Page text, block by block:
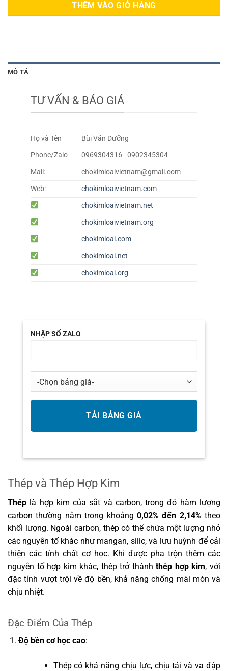
THÊM VÀO GIỎ HÀNG
MÔ TẢ
TƯ VẤN & BÁO GIÁ
Họ và Tên
Bùi Văn Dưỡng
Phone/Zalo
0969304316 - 0902345304
Mail:
chokimloaivietnam@gmail.com
Web:
chokimloaivietnam.com
chokimloaivietnam.net
chokimloaivietnam.org
chokimloai.com
chokimloai.net
chokimloai.org
NHẬP SỐ ZALO
Thép và Thép Hợp Kim
Thép là hợp kim của sắt và carbon, trong đó hàm lượng
carbon thường nằm trong khoảng 0,02% đến 2,14%theo
khối lượng. Ngoài carbon, thép có thể chứa một lượng nhỏ
các nguyên tố khác như mangan, silic, và lưu huỳnh để cải
thiện các tính chất cơ học. Khi được pha trộn thêm các
nguyên tố hợp kim khác, thép trở thànhthép hợp kim, với
đặc tính vượt trội về độ bền, khả năng chống mài mòn và
chịu nhiệt.
Đặc Điểm Của Thép
Độ bền cơ học cao:
Thép có khả năng chịu lực, chịu tải và va đập